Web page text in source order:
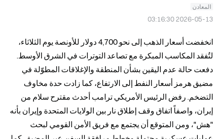
المعادن
2026-05-13 03:16:30